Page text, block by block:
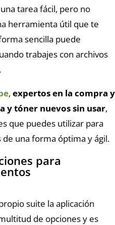
tarea fácil, pero no
herramienta útil que te
sencilla puede
trabajes con archivos
, expertos en la compra y
y tóner nuevos sin usar,
que puedes utilizar para
una forma óptima y ágil.
para
suite la aplicación
de opciones y es